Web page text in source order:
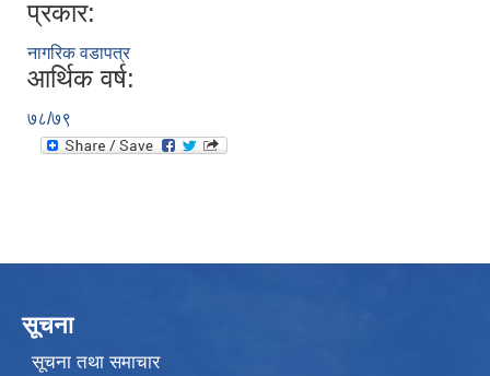
प्रकार:
नागरिक वडापत्र
आर्थिक वर्ष:
७८/७९
सूचना
सूचना तथा समाचार